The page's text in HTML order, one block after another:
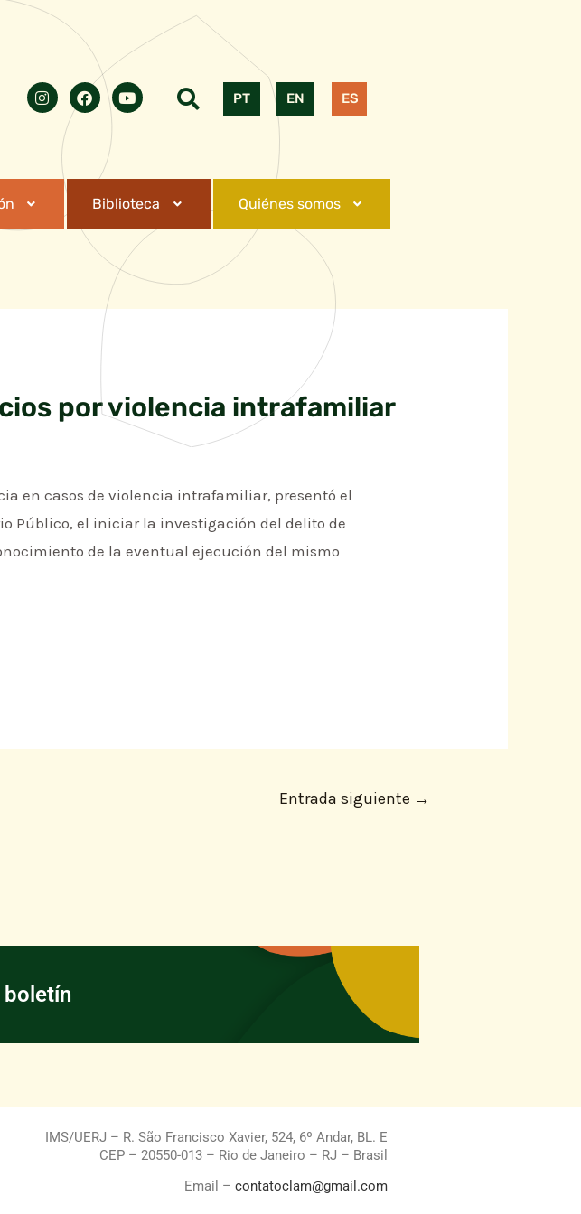
PT EN ES
Biblioteca Quiénes somos
por violencia intrafamiliar
en casos de violencia intrafamiliar, presentó el
Público, el iniciar la investigación del delito de
de la eventual ejecución del mismo
Entrada siguiente →
IMS/UERJ – R. São Francisco Xavier, 524, 6º Andar, BL. E
CEP – 20550-013 – Rio de Janeiro – RJ – Brasil
Email – contatoclam@gmail.com